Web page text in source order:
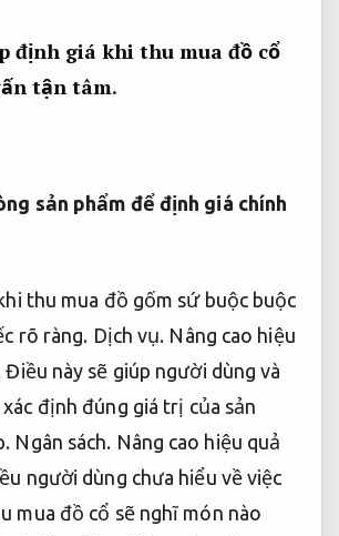
định giá khi thu mua đồ cổ
tận tâm.
sản phẩm để định giá chính
thu mua đồ gốm sứ buộc buộc
rõ ràng. Dịch vụ. Nâng cao hiệu
Điều này sẽ giúp người dùng và
định đúng giá trị của sản
Ngân sách. Nâng cao hiệu quả
người dùng chưa hiểu về việc
mua đồ cổ sẽ nghĩ món nào